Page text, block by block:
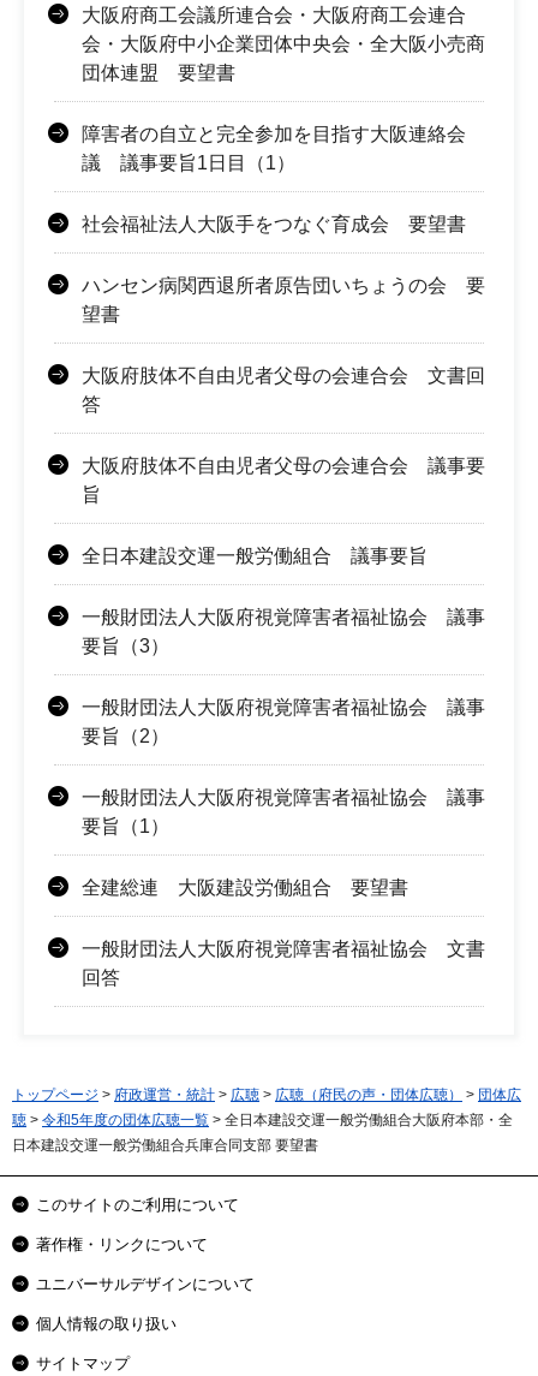
大阪府商工会議所連合会・大阪府商工会連合
会・大阪府中小企業団体中央会・全大阪小売商
団体連盟 要望書
障害者の自立と完全参加を目指す大阪連絡会
議 議事要旨1日目（1）
社会福祉法人大阪手をつなぐ育成会 要望書
ハンセン病関西退所者原告団いちょうの会 要
望書
大阪府肢体不自由児者父母の会連合会 文書回
答
大阪府肢体不自由児者父母の会連合会 議事要
旨
全日本建設交運一般労働組合 議事要旨
一般財団法人大阪府視覚障害者福祉協会 議事
要旨（3）
一般財団法人大阪府視覚障害者福祉協会 議事
要旨（2）
一般財団法人大阪府視覚障害者福祉協会 議事
要旨（1）
全建総連 大阪建設労働組合 要望書
一般財団法人大阪府視覚障害者福祉協会 文書
回答
トップページ > 府政運営・統計 > 広聴 > 広聴（府民の声・団体広聴） > 団体広
聴 > 令和5年度の団体広聴一覧 > 全日本建設交運一般労働組合大阪府本部・全
日本建設交運一般労働組合兵庫合同支部 要望書
このサイトのご利用について
著作権・リンクについて
ユニバーサルデザインについて
個人情報の取り扱い
サイトマップ